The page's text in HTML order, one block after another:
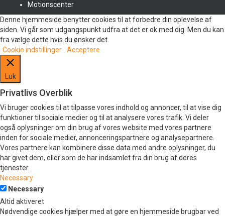
Motionscenter
Denne hjemmeside benytter cookies til at forbedre din oplevelse af
siden. Vi går som udgangspunkt udfra at det er ok med dig. Men du kan
fra vælge dette hvis du ønsker det.
Cookie indstillinger
Acceptere
Luk
Privatlivs Overblik
Vi bruger cookies til at tilpasse vores indhold og annoncer, til at vise dig
funktioner til sociale medier og til at analysere vores trafik. Vi deler
også oplysninger om din brug af vores website med vores partnere
inden for sociale medier, annonceringspartnere og analysepartnere.
Vores partnere kan kombinere disse data med andre oplysninger, du
har givet dem, eller som de har indsamlet fra din brug af deres
tjenester.
Necessary
Necessary
Altid aktiveret
Nødvendige cookies hjælper med at gøre en hjemmeside brugbar ved